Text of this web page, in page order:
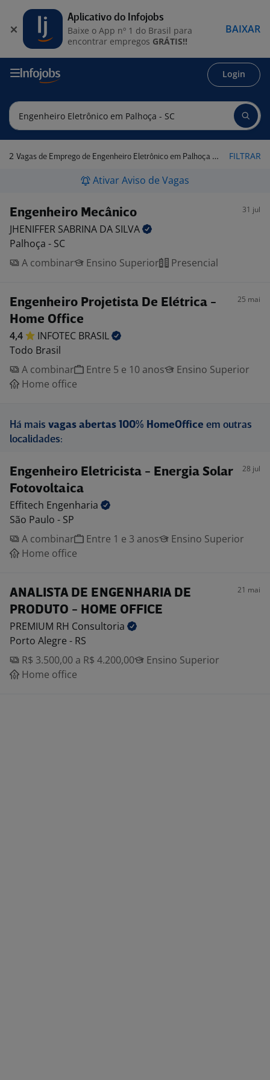
Login
2 Vagas de Emprego de Engenheiro Eletrônico em Palhoça - SC FILTRAR
Ativar Aviso de Vagas
Engenheiro Mecânico 31 jul
JHENIFFER SABRINA DA SILVA
Palhoça - SC
A combinar
Ensino Superior Presencial
Engenheiro Projetista De Elétrica -
Home Office
25 mai
4,4 INFOTEC BRASIL
Todo Brasil
A combinar
Entre 5 e 10 anos
Ensino Superior
Home office
Há mais vagas abertas 100% HomeOffice em outras
localidades:
Engenheiro Eletricista - Energia Solar
Fotovoltaica
28 jul
Effitech Engenharia
São Paulo - SP
A combinar
Entre 1 e 3 anos
Ensino Superior
Home office
ANALISTA DE ENGENHARIA DE
PRODUTO - HOME OFFICE
21 mai
PREMIUM RH Consultoria
Porto Alegre - RS
R$ 3.500,00 a R$ 4.200,00
Ensino Superior
Home office
Aplicativo do Infojobs
Baixe o App nº 1 do Brasil para
encontrar empregos GRÁTIS!!
BAIXAR